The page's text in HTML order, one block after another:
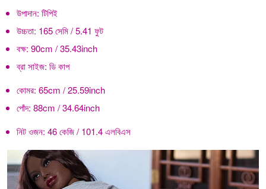
উপাদান: টিপিই
উচ্চতা: 165 সেমি / 5.41 ফুট
বক্ষ: 90cm / 35.43inch
ব্রা সাইজ: ডি কাপ
কোমর: 65cm / 25.59inch
পোঁদ: 88cm / 34.64inch
নিট ওজন: 46 কেজি / 101.4 এলবিএস